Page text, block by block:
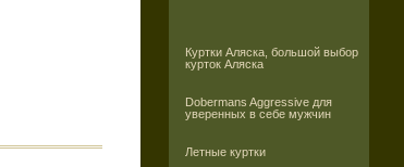
Куртки Аляска, большой выбор
курток Аляска
Dobermans Aggressive для
уверенных в себе мужчин
Летные куртки